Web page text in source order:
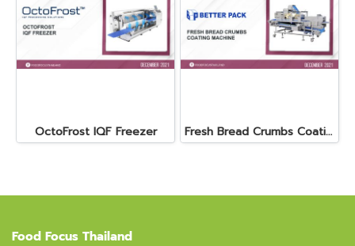
OctoFrost IQF Freezer Fresh Bread Crumbs Coating Machine
Food Focus Thailand